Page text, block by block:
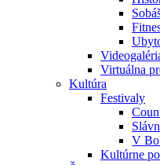
Virtuálna
Kultúra
Festivaly
V
Kultúrne